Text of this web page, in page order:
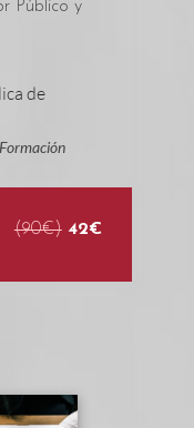
Público y
(90€) 42€